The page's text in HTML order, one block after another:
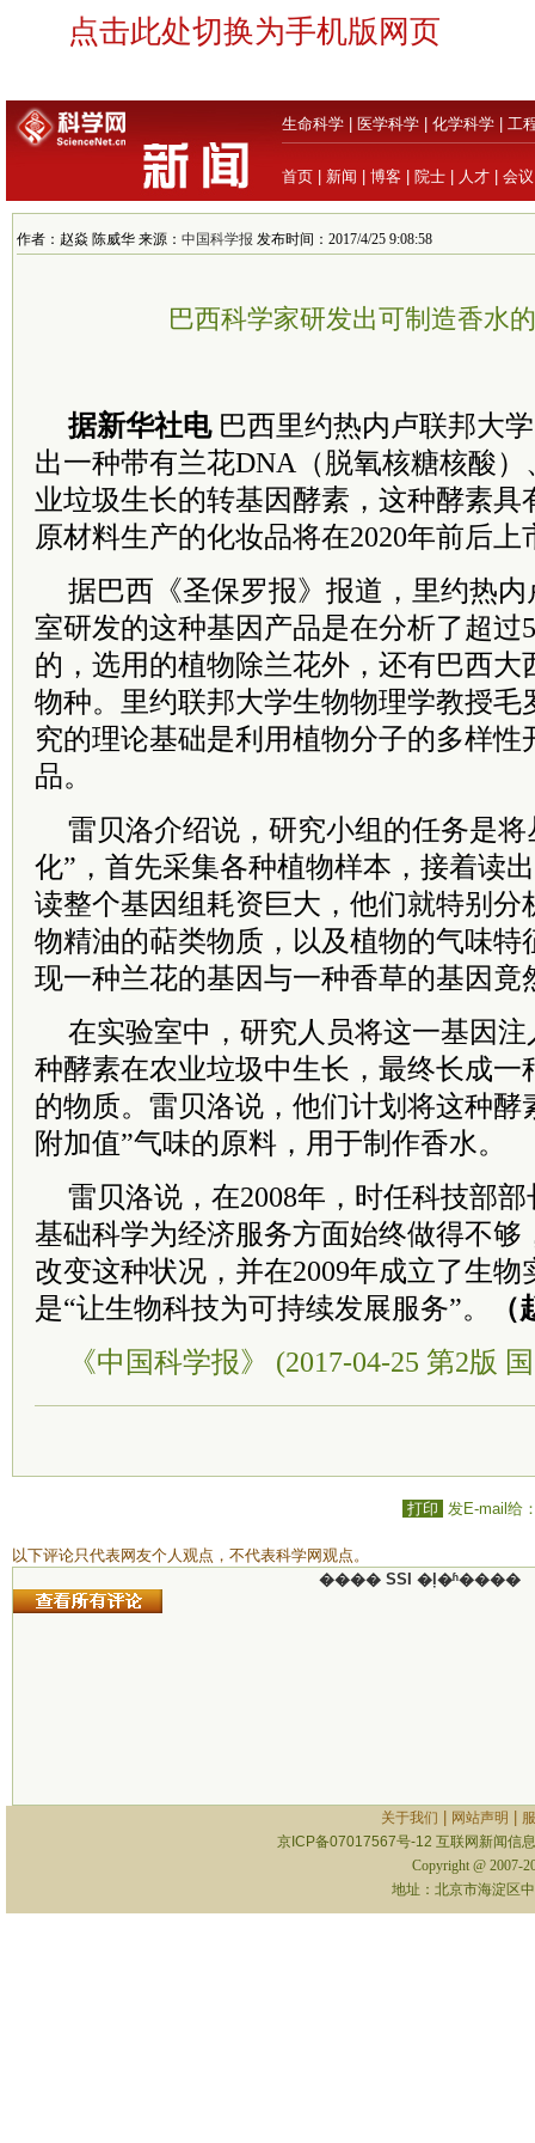
点击此处切换为手机版网页
生命科学 医学科学 化学科学 工
首页 新闻 博客 院士 人才 会议
作者：赵焱 陈威华 来源： 中国科学报 发布时间：2017/4/25 9:08:58
巴西科学家研发出可制造香水
据新华社电巴西里约热内卢联邦大
出一种带有兰花DNA（脱氧核糖核酸）
业垃圾生长的转基因酵素，这种酵素具
原材料生产的化妆品将在2020年前后上
据巴西《圣保罗报》报道，里约热
室研发的这种基因产品是在分析了超过
的，选用的植物除兰花外，还有巴西大
物种。里约联邦大学生物物理学教授毛
究的理论基础是利用植物分子的多样性
品。
雷贝洛介绍说，研究小组的任务是
化”，首先采集各种植物样本，接着读
读整个基因组耗资巨大，他们就特别分
物精油的萜类物质，以及植物的气味特
现一种兰花的基因与一种香草的基因竟
在实验室中，研究人员将这一基因
种酵素在农业垃圾中生长，最终长成一
的物质。雷贝洛说，他们计划将这种酵
附加值”气味的原料，用于制作香水。
雷贝洛说，在2008年，时任科技部
基础科学为经济服务方面始终做得不够
改变这种状况，并在2009年成立了生物
是“让生物科技为可持续发展服务”。
《中国科学报》 (2017-04-25 第2版
打印 发E-mail给
以下评论只代表网友个人观点，不代表科学网观点。
���� SSI �ļ�ʱ����
关于我们 网站声明
京ICP备07017567号-12 互联网新闻信
Copyright @ 2007-
地址：北京市海淀区